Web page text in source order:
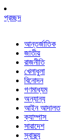
প্রচ্ছদ
আন্তর্জাতিক
জাতীয়
রাজনীতি
খেলাধুলা
বিনোদন
গণমাধ্যম
অন্যান্য
আইন আদালত
ক্যাম্পাস
সারাদেশ
স্বাস্থ্য